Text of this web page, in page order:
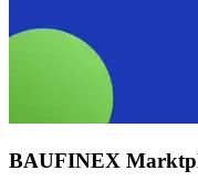
BAUFINEX